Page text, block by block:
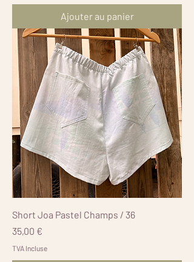
Ajouter au panier
Short Joa Pastel Champs / 36
Prix
35,00 €
TVA Incluse